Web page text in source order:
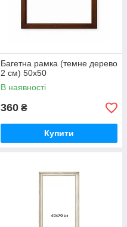
Багетна рамка (темне дерево
2 см) 50х50
В наявності
360 ₴
Купити